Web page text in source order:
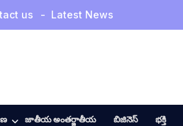
us Latest News
జాతీయ అంతర్జాతీయ బిజినెస్ భక్తి